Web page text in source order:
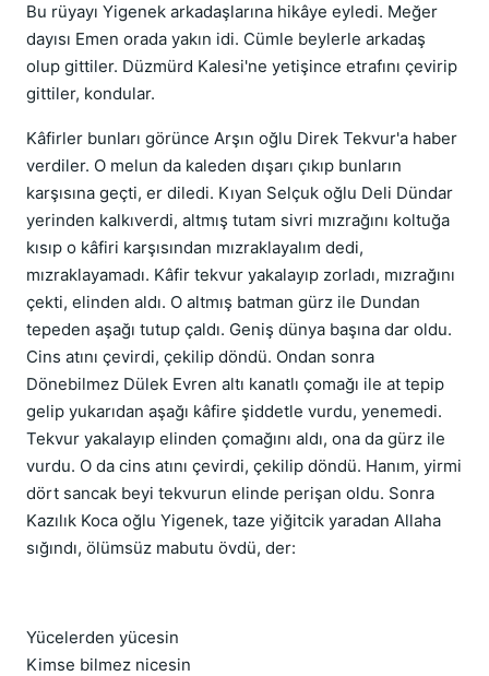
Bu rüyayı Yigenek arkadaşlarına hikâye eyledi. Meğer
dayısı Emen orada yakın idi. Cümle beylerle arkadaş
olup gittiler. Düzmürd Kalesi'ne yetişince etrafını çevirip
gittiler, kondular.
Kâfirler bunları görünce Arşın oğlu Direk Tekvur'a haber
verdiler. O melun da kaleden dışarı çıkıp bunların
karşısına geçti, er diledi. Kıyan Selçuk oğlu Deli Dündar
yerinden kalkıverdi, altmış tutam sivri mızrağını koltuğa
kısıp o kâfiri karşısından mızraklayalım dedi,
mızraklayamadı. Kâfir tekvur yakalayıp zorladı, mızrağını
çekti, elinden aldı. O altmış batman gürz ile Dundan
tepeden aşağı tutup çaldı. Geniş dünya başına dar oldu.
Cins atını çevirdi, çekilip döndü. Ondan sonra
Dönebilmez Dülek Evren altı kanatlı çomağı ile at tepip
gelip yukarıdan aşağı kâfire şiddetle vurdu, yenemedi.
Tekvur yakalayıp elinden çomağını aldı, ona da gürz ile
vurdu. O da cins atını çevirdi, çekilip döndü. Hanım, yirmi
dört sancak beyi tekvurun elinde perişan oldu. Sonra
Kazılık Koca oğlu Yigenek, taze yiğitcik yaradan Allaha
sığındı, ölümsüz mabutu övdü, der:
Yücelerden yücesin
Kimse bilmez nicesin